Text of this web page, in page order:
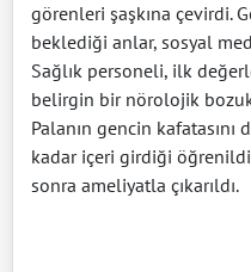
görenleri şaşkına çevirdi.
beklediği anlar, sosyal
Sağlık personeli, ilk
belirgin bir nörolojik
Palanın gencin
kadar içeri girdiği
sonra ameliyatla çıkarıldı.